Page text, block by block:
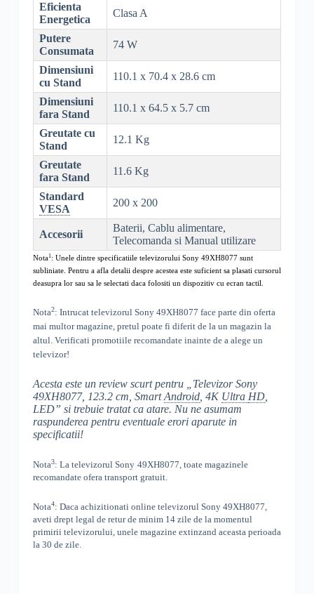
Eficienta
Energetica
Clasa A
Putere
Consumata
74 W
Dimensiuni
cu Stand
110.1 x 70.4 x 28.6 cm
Dimensiuni
fara Stand
110.1 x 64.5 x 5.7 cm
Greutate cu
Stand
12.1 Kg
Greutate
fara Stand
11.6 Kg
Standard
VESA
200 x 200
Accesorii
Baterii, Cablu alimentare,
Telecomanda si Manual utilizare
Nota1: Unele dintre specificatiile televizorului Sony 49XH8077sunt
subliniate. Pentru a afla detalii despre acestea este suficient sa plasati cursorul
deasupra lor sau sa le selectati daca folositi un dispozitiv cu ecran tactil.
Nota2: Intrucat televizorul Sony 49XH8077 face parte din oferta
mai multor magazine, pretul poate fi diferit de la un magazin la
altul. Verificati promotiile recomandate inainte de a alege un
televizor!
Acesta este un review scurt pentru „ Televizor Sony
49XH8077, 123.2 cm, SmartAndroid, 4K Ultra HD,
LED” si trebuie tratat ca atare. Nu ne asumam
raspunderea pentru eventuale erori aparute in
specificatii!
Nota3: La televizorul Sony 49XH8077, toatemagazinele
recomandate ofera transport gratuit.
Nota4: Daca achizitionati online televizorul Sony 49XH8077,
aveti drept legal de retur de minim 14 zile de la momentul
primirii televizorului, unele magazine extinzand aceasta perioada
la 30 de zile.